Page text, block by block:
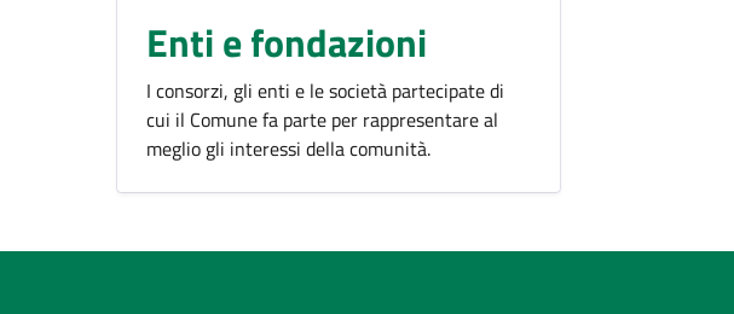
Enti e fondazioni
I consorzi, gli enti e le società partecipate di
cui il Comune fa parte per rappresentare al
meglio gli interessi della comunità.